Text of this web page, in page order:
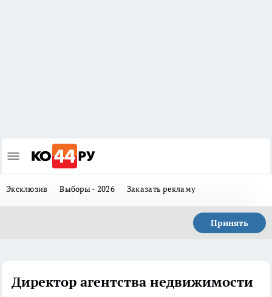
Эксклюзив Выборы - 2026 Заказать рекламу
Принять
Директор агентства недвижимости